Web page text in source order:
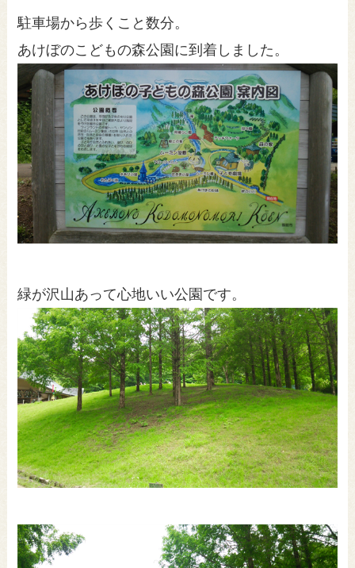
駐車場から歩くこと数分。
あけぼのこどもの森公園に到着しました。
緑が沢山あって心地いい公園です。